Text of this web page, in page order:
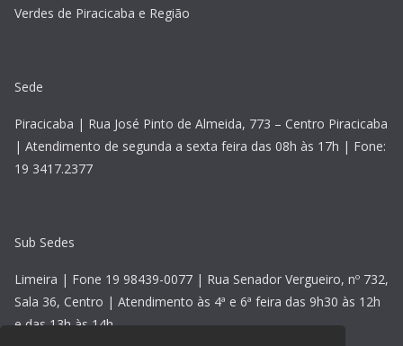
Verdes de Piracicaba e Região
Sede
Piracicaba | Rua José Pinto de Almeida, 773 – Centro Piracicaba
| Atendimento de segunda a sexta feira das 08h às 17h | Fone:
19 3417.2377
Sub Sedes
Limeira | Fone 19 98439-0077 | Rua Senador Vergueiro, nº 732,
Sala 36, Centro | Atendimento às 4ª e 6ª feira das 9h30 às 12h
e das 13h às 14h